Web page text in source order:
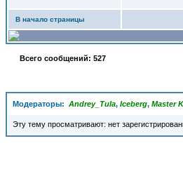
В начало страницы
Всего сообщений: 527
Модераторы: Andrey_Tula, Iceberg, Master
Эту тему просматривают: нет